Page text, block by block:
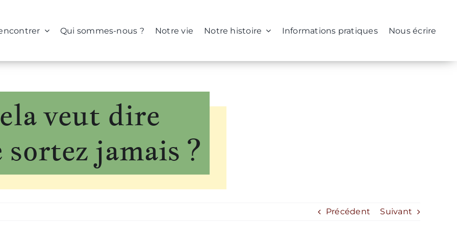
Qui sommes-nous ? Notre vie Notre histoire Informations pratiques Nous écrire
veut dire
sortez jamais ?
Précédent Suivant